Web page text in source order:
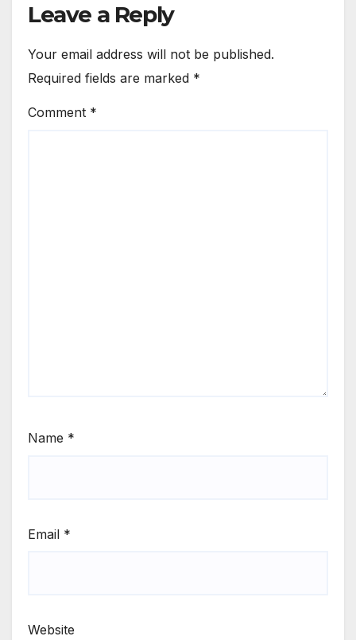
Leave a Reply
Your email address will not be published.
Required fields are marked *
Comment *
Name *
Email *
Website